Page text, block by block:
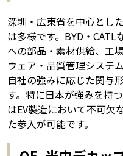
深圳・広東省を中心とし
は多様です。BYD・CATL
への部品・素材供給、工
ウェア・品質管理システ
自社の強みに応じた関与
す。特に日本が強みを持
はEV製造において不可欠
た参入が可能です。